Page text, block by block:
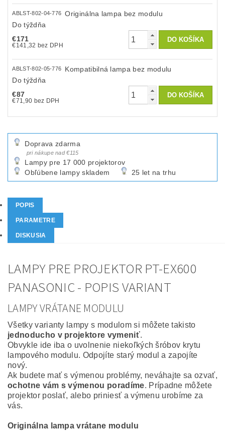
ABLST-802-04-776
Originálna lampa bez modulu
Do týždňa
€171
€141,32 bez DPH
ABLST-802-05-776
Kompatibilná lampa bez modulu
Do týždňa
€87
€71,90 bez DPH
Doprava zdarma
pri nákupe nad €115
Lampy pre 17 000 projektorov
Obľúbene lampy skladem
25 let na trhu
POPIS
PARAMETRE
DISKUSIA
LAMPY PRE PROJEKTOR PT-EX600
PANASONIC - POPIS VARIANT
LAMPY VRÁTANE MODULU
Všetky varianty lampy s modulom si môžete takisto
jednoducho v projektore vymeniť.
Obvykle ide iba o uvolnenie niekoľkých šróbov krytu
lampového modulu. Odpojíte starý modul a zapojíte
nový.
Ak budete mať s výmenou problémy, neváhajte sa ozvať,
ochotne vám s výmenou poradíme. Prípadne môžete
projektor poslať, alebo priniesť a výmenu urobíme za
vás.
Originálna lampa vrátane modulu